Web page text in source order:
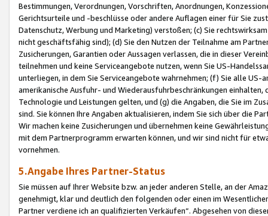
Bestimmungen, Verordnungen, Vorschriften, Anordnungen,
Gerichtsurteile und -beschlüsse oder andere Auflagen einer für Sie
Datenschutz, Werbung und Marketing) verstoßen; (c) Sie
nicht geschäftsfähig sind); (d) Sie den Nutzen der Teilnahme am
Zusicherungen, Garantien oder Aussagen verlassen, die in dieser
teilnehmen und keine Serviceangebote nutzen, wenn Sie US-
unterliegen, in dem Sie Serviceangebote wahrnehmen; (f) Sie alle
amerikanische Ausfuhr- und Wiederausfuhrbeschränkungen
Technologie und Leistungen gelten, und (g) die Angaben, die Sie im
sind. Sie können Ihre Angaben aktualisieren, indem Sie sich über die
Wir machen keine Zusicherungen und übernehmen keine
mit dem Partnerprogramm erwarten können, und wir sind nicht für
vornehmen.
5.Angabe Ihres Partner-Status
Sie müssen auf Ihrer Website bzw. an jeder anderen Stelle, an der
genehmigt, klar und deutlich den folgenden oder einen im
Partner verdiene ich an qualifizierten Verkäufen“. Abgesehen von